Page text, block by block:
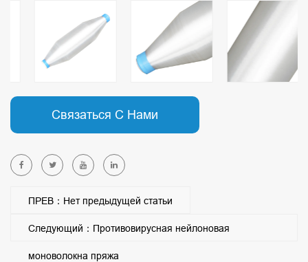
Связаться С Нами
ПРЕВ：Нет предыдущей статьи
Следующий：Противовирусная нейлоновая
моноволокна пряжа